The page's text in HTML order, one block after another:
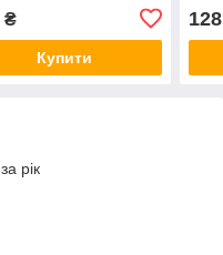
₴
Купити
128
рік